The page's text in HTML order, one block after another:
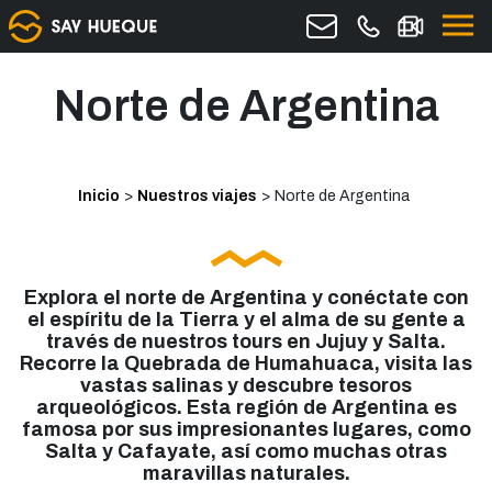
Norte de Argentina
Inicio > Nuestros viajes > Norte de Argentina
Explora el norte de Argentina y conéctate con
el espíritu de la Tierra y el alma de su gente a
través de nuestros tours en Jujuy y Salta.
Recorre la Quebrada de Humahuaca, visita las
vastas salinas y descubre tesoros
arqueológicos. Esta región de Argentina es
famosa por sus impresionantes lugares, como
Salta y Cafayate, así como muchas otras
maravillas naturales.